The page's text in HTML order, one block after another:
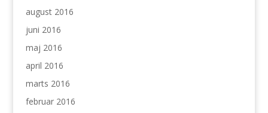
august 2016
juni 2016
maj 2016
april 2016
marts 2016
februar 2016